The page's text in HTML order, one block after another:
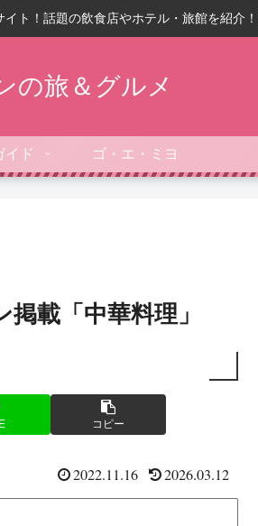
ト！話題の飲食店やホテル・旅館を紹介！
の旅＆グルメ
イド ゴ・エ・ミヨ
載「中華料理」
コピー
2022.11.16 2026.03.12